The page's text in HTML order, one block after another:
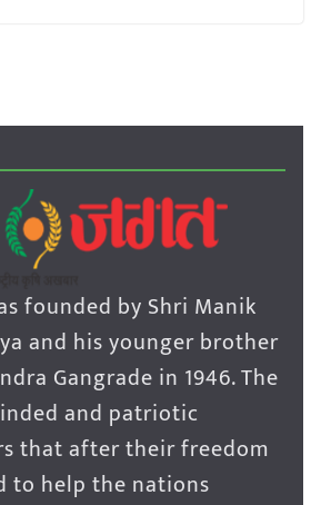
founded by Shri Manik
and his younger brother
Gangrade in 1946. The
and patriotic
that after their freedom
to help the nations